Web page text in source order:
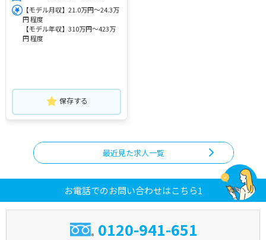
【モデル月収】21.0万円～24.3万
円 程度
【モデル年収】310万円～423万
円 程度
保存する
最近見た求人一覧
お電話でのお問い合わせはこちら1
0120-941-651